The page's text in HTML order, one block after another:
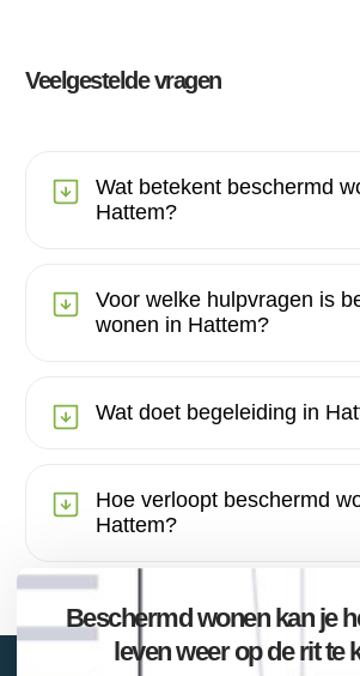
Veelgestelde vragen
Wat betekent beschermd
Hattem?
Voor welke hulpvragen is
wonen in Hattem?
Wat doet begeleiding in
Hoe verloopt beschermd
Hattem?
Beschermd wonen kan je
leven weer op de rit te